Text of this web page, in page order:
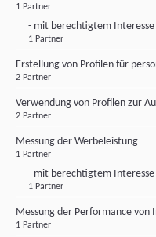
1 Partner
- mit berechtigtem Interesse
1 Partner
Erstellung von Profilen für
2 Partner
Verwendung von Profilen zur
2 Partner
Messung der Werbeleistung
1 Partner
- mit berechtigtem Interesse
1 Partner
Messung der Performance von
1 Partner